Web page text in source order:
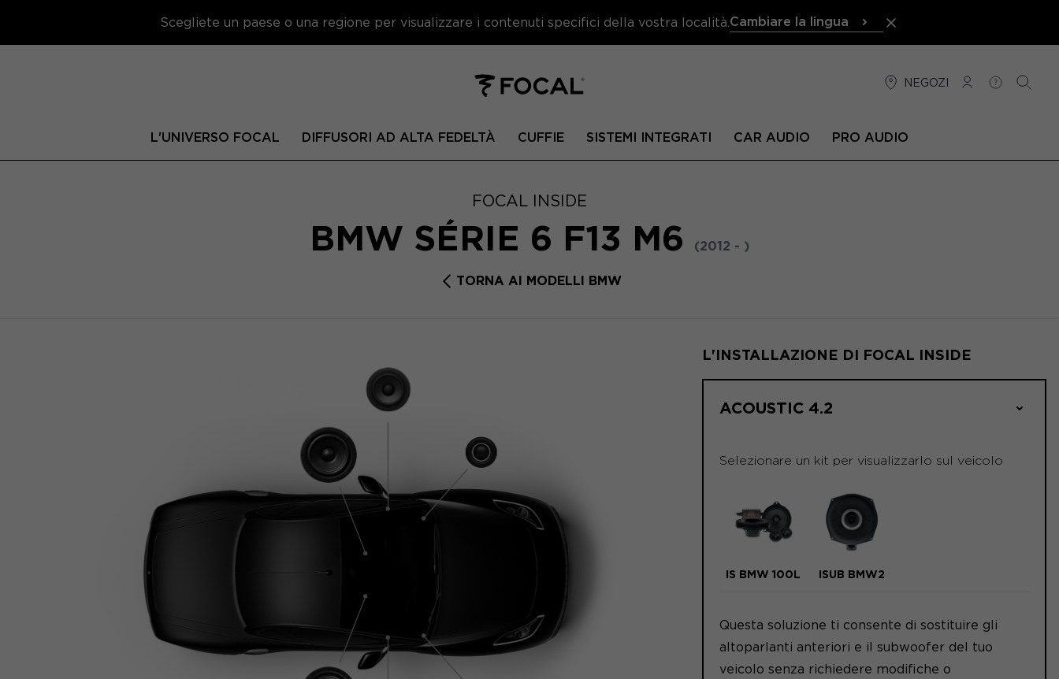
Scegliete un paese o una regione per visualizzare i contenuti specifici della vostra località. Cambiare la lingua
NEGOZI
CONNESSIONE
AIUTO
L'UNIVERSO FOCAL DIFFUSORI AD ALTA FEDELTÀ CUFFIE SISTEMI INTEGRATI CAR AUDIO PRO AUDIO
FOCAL INSIDE
BMW SÉRIE 6 F13 M6 (2012 - )
TORNA AI MODELLI BMW
L'INSTALLAZIONE DI FOCAL INSIDE
ACOUSTIC 4.2
Selezionare un kit per visualizzarlo sul veicolo
IS BMW 100L ISUB BMW2
Questa soluzione ti consente di sostituire gli
altoparlanti anteriori e il subwoofer del tuo
veicolo senza richiedere modifiche o